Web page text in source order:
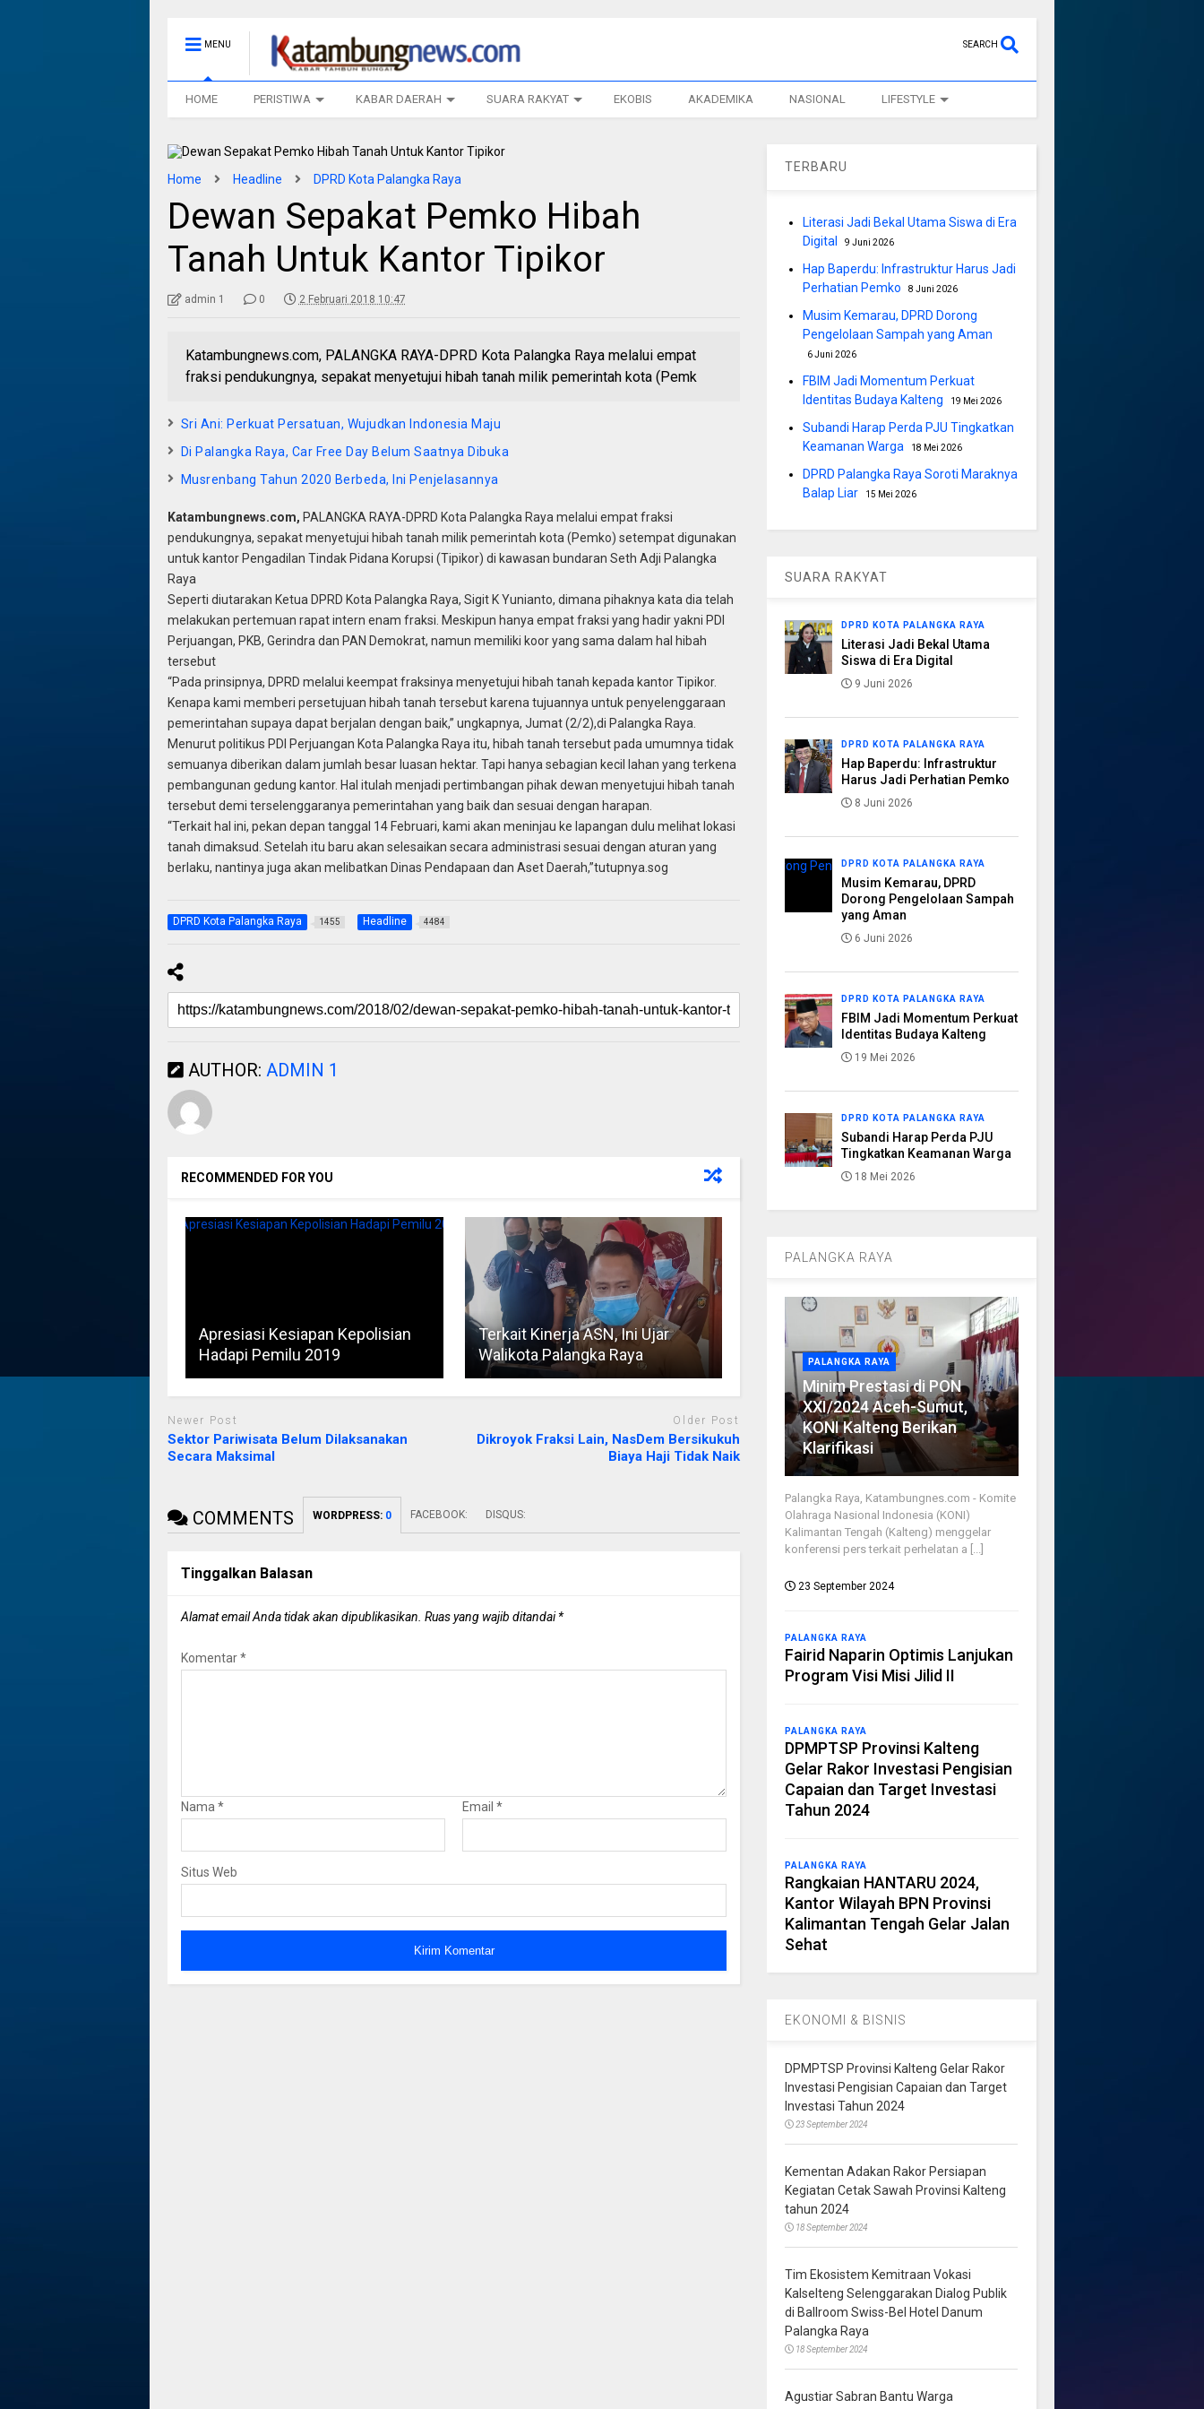
MENU SEARCH
HOME PERISTIWA KABAR DAERAH SUARA RAKYAT EKOBIS AKADEMIKA NASIONAL LIFESTYLE
Home Headline DPRD Kota Palangka Raya
Dewan Sepakat Pemko Hibah
Tanah Untuk Kantor Tipikor
admin 1 0 2 Februari 2018 10:47
Katambungnews.com, PALANGKA RAYA-DPRD Kota Palangka Raya melalui empat
fraksi pendukungnya, sepakat menyetujui hibah tanah milik pemerintah kota (Pemk
Sri Ani: Perkuat Persatuan, Wujudkan Indonesia Maju
Di Palangka Raya, Car Free Day Belum Saatnya Dibuka
Musrenbang Tahun 2020 Berbeda, Ini Penjelasannya
Katambungnews.com, PALANGKA RAYA-DPRD Kota Palangka Raya melalui empat fraksi
pendukungnya, sepakat menyetujui hibah tanah milik pemerintah kota (Pemko) setempat digunakan
untuk kantor Pengadilan Tindak Pidana Korupsi (Tipikor) di kawasan bundaran Seth Adji Palangka
Raya
Seperti diutarakan Ketua DPRD Kota Palangka Raya, Sigit K Yunianto, dimana pihaknya kata dia telah
melakukan pertemuan rapat intern enam fraksi. Meskipun hanya empat fraksi yang hadir yakni PDI
Perjuangan, PKB, Gerindra dan PAN Demokrat, namun memiliki koor yang sama dalam hal hibah
tersebut
“Pada prinsipnya, DPRD melalui keempat fraksinya menyetujui hibah tanah kepada kantor Tipikor.
Kenapa kami memberi persetujuan hibah tanah tersebut karena tujuannya untuk penyelenggaraan
pemerintahan supaya dapat berjalan dengan baik,” ungkapnya, Jumat (2/2),di Palangka Raya.
Menurut politikus PDI Perjuangan Kota Palangka Raya itu, hibah tanah tersebut pada umumnya tidak
semuanya diberikan dalam jumlah besar luasan hektar. Tapi hanya sebagian kecil lahan yang terkena
pembangunan gedung kantor. Hal itulah menjadi pertimbangan pihak dewan menyetujui hibah tanah
tersebut demi terselenggaranya pemerintahan yang baik dan sesuai dengan harapan.
“Terkait hal ini, pekan depan tanggal 14 Februari, kami akan meninjau ke lapangan dulu melihat lokasi
tanah dimaksud. Setelah itu baru akan selesaikan secara administrasi sesuai dengan aturan yang
berlaku, nantinya juga akan melibatkan Dinas Pendapaan dan Aset Daerah,”tutupnya.sog
DPRD Kota Palangka Raya 1455 Headline 4484
AUTHOR: ADMIN 1
RECOMMENDED FOR YOU
Apresiasi Kesiapan Kepolisian
Hadapi Pemilu 2019
Terkait Kinerja ASN, Ini Ujar
Walikota Palangka Raya
Newer Post
Sektor Pariwisata Belum Dilaksanakan
Secara Maksimal
Older Post
Dikroyok Fraksi Lain, NasDem Bersikukuh
Biaya Haji Tidak Naik
COMMENTS WORDPRESS: 0 FACEBOOK: DISQUS:
Tinggalkan Balasan
Alamat email Anda tidak akan dipublikasikan. Ruas yang wajib ditandai*
Komentar*
Nama * Email *
Situs Web
TERBARU
Literasi Jadi Bekal Utama Siswa di Era
Digital
9 Juni 2026
Hap Baperdu: Infrastruktur Harus Jadi
Perhatian Pemko
8 Juni 2026
Musim Kemarau, DPRD Dorong
Pengelolaan Sampah yang Aman
6 Juni 2026
FBIM Jadi Momentum Perkuat
Identitas Budaya Kalteng
19 Mei 2026
Subandi Harap Perda PJU Tingkatkan
Keamanan Warga
18 Mei 2026
DPRD Palangka Raya Soroti Maraknya
Balap Liar
15 Mei 2026
SUARA RAKYAT
DPRD KOTA PALANGKA RAYA
Literasi Jadi Bekal Utama
Siswa di Era Digital
9 Juni 2026
DPRD KOTA PALANGKA RAYA
Hap Baperdu: Infrastruktur
Harus Jadi Perhatian Pemko
8 Juni 2026
DPRD KOTA PALANGKA RAYA
Musim Kemarau, DPRD
Dorong Pengelolaan Sampah
yang Aman
6 Juni 2026
DPRD KOTA PALANGKA RAYA
FBIM Jadi Momentum Perkuat
Identitas Budaya Kalteng
19 Mei 2026
DPRD KOTA PALANGKA RAYA
Subandi Harap Perda PJU
Tingkatkan Keamanan Warga
18 Mei 2026
PALANGKA RAYA
PALANGKA RAYA
Minim Prestasi di PON
XXI/2024 Aceh-Sumut,
KONI Kalteng Berikan
Klarifikasi
Palangka Raya, Katambungnes.com - Komite
Olahraga Nasional Indonesia (KONI)
Kalimantan Tengah (Kalteng) menggelar
konferensi pers terkait perhelatan a [...]
23 September 2024
PALANGKA RAYA
Fairid Naparin Optimis Lanjukan
Program Visi Misi Jilid II
PALANGKA RAYA
DPMPTSP Provinsi Kalteng
Gelar Rakor Investasi Pengisian
Capaian dan Target Investasi
Tahun 2024
PALANGKA RAYA
Rangkaian HANTARU 2024,
Kantor Wilayah BPN Provinsi
Kalimantan Tengah Gelar Jalan
Sehat
EKONOMI & BISNIS
DPMPTSP Provinsi Kalteng Gelar Rakor
Investasi Pengisian Capaian dan Target
Investasi Tahun 2024
23 September 2024
Kementan Adakan Rakor Persiapan
Kegiatan Cetak Sawah Provinsi Kalteng
tahun 2024
18 September 2024
Tim Ekosistem Kemitraan Vokasi
Kalselteng Selenggarakan Dialog Publik
di Ballroom Swiss-Bel Hotel Danum
Palangka Raya
18 September 2024
Agustiar Sabran Bantu Warga